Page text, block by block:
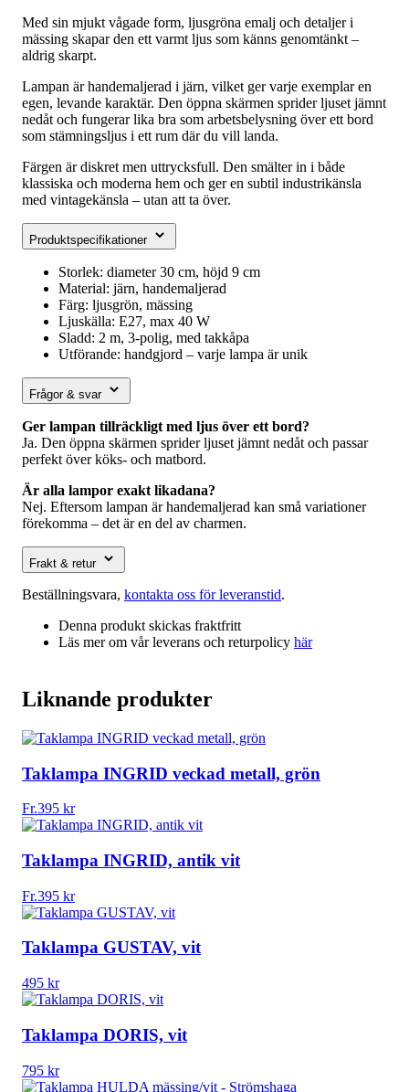
Med sin mjukt vågade form, ljusgröna emalj och detaljer i
mässing skapar den ett varmt ljus som känns genomtänkt –
aldrig skarpt.
Lampan är handemaljerad i järn, vilket ger varje exemplar en
egen, levande karaktär. Den öppna skärmen sprider ljuset jämnt
nedåt och fungerar lika bra som arbetsbelysning över ett bord
som stämningsljus i ett rum där du vill landa.
Färgen är diskret men uttrycksfull. Den smälter in i både
klassiska och moderna hem och ger en subtil industrikänsla
med vintagekänsla – utan att ta över.
Produktspecifikationer
Storlek: diameter 30 cm, höjd 9 cm
Material: järn, handemaljerad
Färg: ljusgrön, mässing
Ljuskälla: E27, max 40 W
Sladd: 2 m, 3-polig, med takkåpa
Utförande: handgjord – varje lampa är unik
Frågor & svar
Ger lampan tillräckligt med ljus över ett bord?
Ja. Den öppna skärmen sprider ljuset jämnt nedåt och passar
perfekt över köks- och matbord.
Är alla lampor exakt likadana?
Nej. Eftersom lampan är handemaljerad kan små variationer
förekomma – det är en del av charmen.
Frakt & retur
Beställningsvara, kontakta oss för leveranstid.
Denna produkt skickas fraktfritt
Läs mer om vår leverans och returpolicy här
Liknande produkter
Taklampa INGRID veckad metall, grön
Fr.395 kr
Taklampa INGRID, antik vit
Fr.395 kr
Taklampa GUSTAV, vit
495 kr
Taklampa DORIS, vit
795 kr